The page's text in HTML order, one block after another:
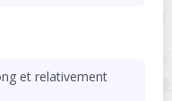
et relativement